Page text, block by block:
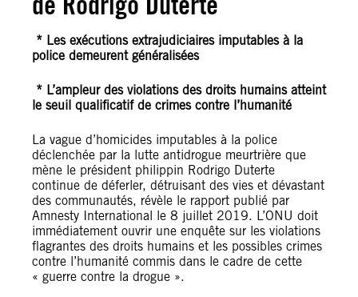
* Les exécutions extrajudiciaires imputables à la
police demeurent généralisées
* L’ampleur des violations des droits humains atteint
le seuil qualificatif de crimes contre l’humanité
La vague d’homicides imputables à la police
déclenchée par la lutte antidrogue meurtrière que
mène le président philippin Rodrigo Duterte
continue de déferler, détruisant des vies et dévastant
des communautés, révèle le rapport publié par
Amnesty International le 8 juillet 2019. L’ONU doit
immédiatement ouvrir une enquête sur les violations
flagrantes des droits humains et les possibles crimes
contre l’humanité commis dans le cadre de cette
« guerre contre la drogue ».